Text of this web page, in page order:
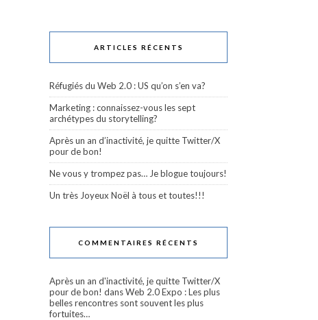
ARTICLES RÉCENTS
Réfugiés du Web 2.0 : US qu’on s’en va?
Marketing : connaissez-vous les sept
archétypes du storytelling?
Après un an d’inactivité, je quitte Twitter/X
pour de bon!
Ne vous y trompez pas… Je blogue toujours!
Un très Joyeux Noël à tous et toutes!!!
COMMENTAIRES RÉCENTS
Après un an d'inactivité, je quitte Twitter/X
pour de bon! dansWeb 2.0 Expo : Les plus
belles rencontres sont souvent les plus
fortuites…